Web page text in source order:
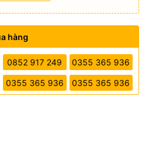
hàng
0852 917 249 0355 365 936
0355 365 936 0355 365 936